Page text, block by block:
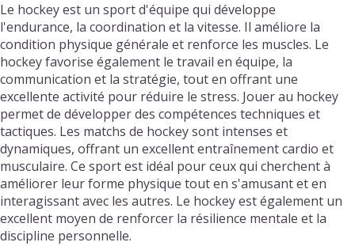
Le hockey est un sport d'équipe qui développe
l'endurance, la coordination et la vitesse. Il améliore la
condition physique générale et renforce les muscles. Le
hockey favorise également le travail en équipe, la
communication et la stratégie, tout en offrant une
excellente activité pour réduire le stress. Jouer au hockey
permet de développer des compétences techniques et
tactiques. Les matchs de hockey sont intenses et
dynamiques, offrant un excellent entraînement cardio et
musculaire. Ce sport est idéal pour ceux qui cherchent à
améliorer leur forme physique tout en s'amusant et en
interagissant avec les autres. Le hockey est également un
excellent moyen de renforcer la résilience mentale et la
discipline personnelle.